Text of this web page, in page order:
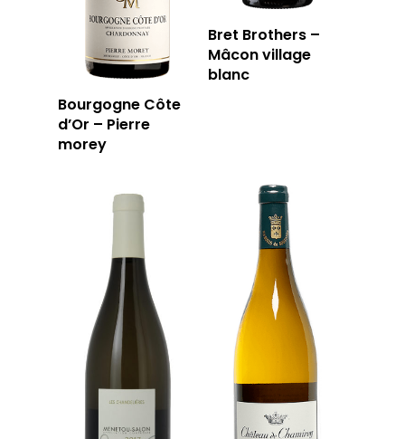
Bourgogne Côte
d’Or – Pierre
morey
Bret Brothers –
Mâcon village
blanc